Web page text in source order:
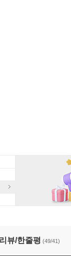
처음 배우는 주식
리뷰/한줄평 (49/41)